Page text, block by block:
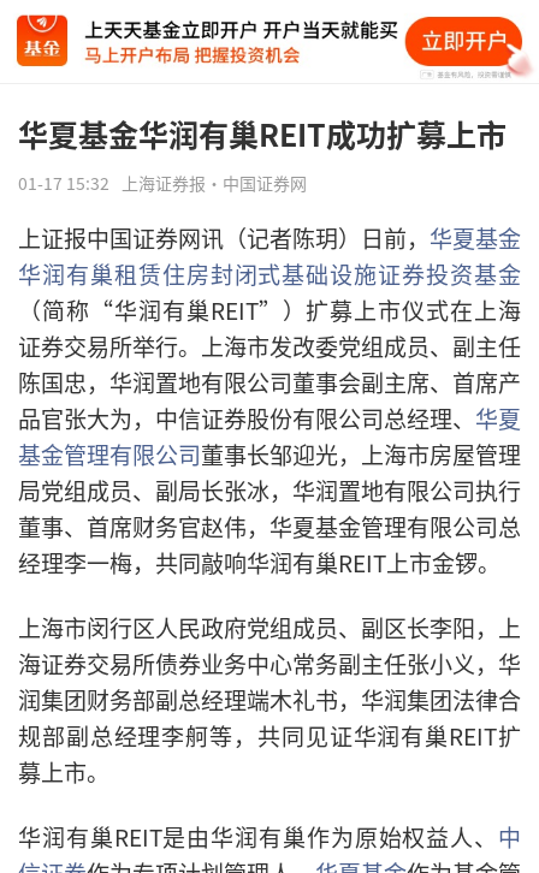
华夏基金华润有巢REIT成功扩募上市
01-17 15:32 上海证券报·中国证券网
上证报中国证券网讯（记者陈玥）日前， 华夏基金
华润有巢租赁住房封闭式基础设施证券投资基金
（简称“华润有巢REIT”）扩募上市仪式在上海
证券交易所举行。上海市发改委党组成员、副主任
陈国忠，华润置地有限公司董事会副主席、首席产
品官张大为，中信证券股份有限公司总经理、 华夏
基金管理有限公司董事长邹迎光，上海市房屋管理
局党组成员、副局长张冰，华润置地有限公司执行
董事、首席财务官赵伟，华夏基金管理有限公司总
经理李一梅，共同敲响华润有巢REIT上市金锣。
上海市闵行区人民政府党组成员、副区长李阳，上
海证券交易所债券业务中心常务副主任张小义，华
润集团财务部副总经理端木礼书，华润集团法律合
规部副总经理李舸等，共同见证华润有巢REIT扩
募上市。
华润有巢REIT是由华润有巢作为原始权益人、 中